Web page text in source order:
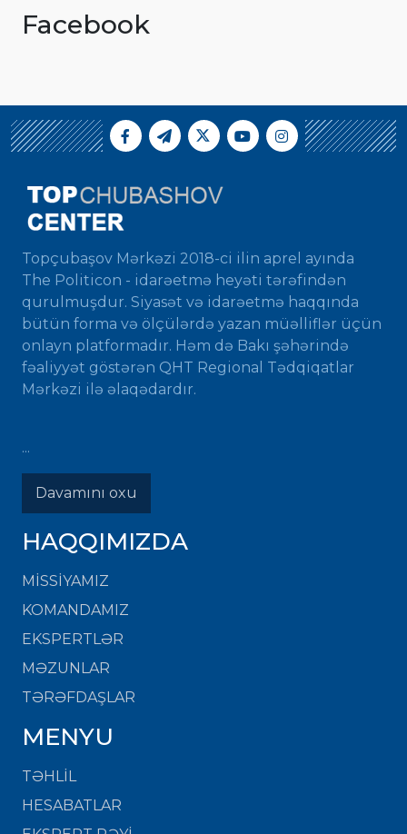
Facebook
Topçubaşov Mərkəzi 2018-ci ilin aprel ayında
The Politicon - idarəetmə heyəti tərəfindən
qurulmuşdur. Siyasət və idarəetmə haqqında
bütün forma və ölçülərdə yazan müəlliflər üçün
onlayn platformadır. Həm də Bakı şəhərində
fəaliyyət göstərən QHT Regional Tədqiqatlar
Mərkəzi ilə əlaqədardır.
...
Davamını oxu
HAQQIMIZDA
MISSIYAMIZ
KOMANDAMIZ
EKSPERTLƏR
MƏZUNLAR
TƏRƏFDAŞLAR
MENYU
TƏHLİL
HESABATLAR